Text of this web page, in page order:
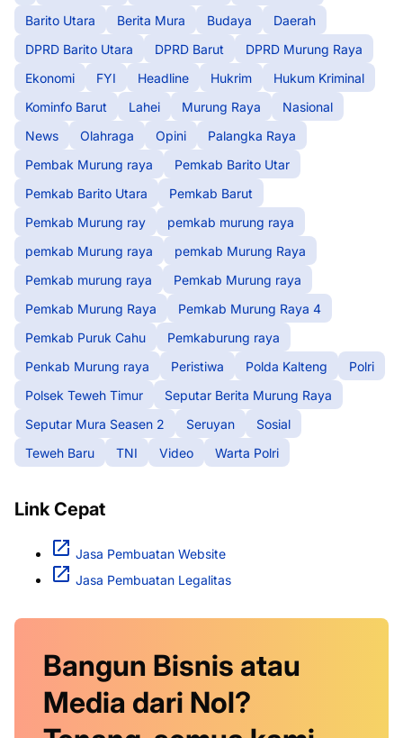
Barito Utara
Berita Mura Budaya
Daerah
DPRD Barito Utara
DPRD Barut
DPRD Murung Raya
Ekonomi
FYI Headline Hukrim
Hukum Kriminal
Kominfo Barut
Lahei Murung Raya
Nasional
News
Olahraga Opini
Palangka Raya
Pembak Murung raya
Pemkab Barito Utar
Pemkab Barito Utara
Pemkab Barut
Pemkab Murung ray
pemkab murung raya
pemkab Murung raya
pemkab Murung Raya
Pemkab murung raya
Pemkab Murung raya
Pemkab Murung Raya
Pemkab Murung Raya 4
Pemkab Puruk Cahu
Pemkaburung raya
Penkab Murung raya
Peristiwa Polda Kalteng
Polri
Polsek Teweh Timur
Seputar Berita Murung Raya
Seputar Mura Seasen 2
Seruyan
Sosial
Teweh Baru
TNI Video Warta Polri
Link Cepat
Jasa Pembuatan Website
Jasa Pembuatan Legalitas
Bangun Bisnis atau
Media dari Nol?